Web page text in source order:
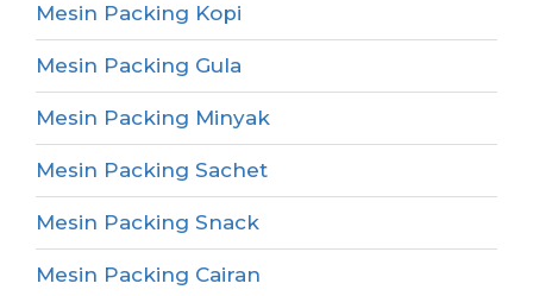
Mesin Packing Kopi
Mesin Packing Gula
Mesin Packing Minyak
Mesin Packing Sachet
Mesin Packing Snack
Mesin Packing Cairan